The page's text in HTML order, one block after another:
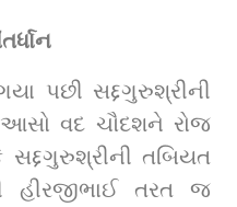
પછી સદ્દગુરુશ્રીની
આસો વદ ચૌદશને રોજ
સદ્દગુરુશ્રીની તબિયત
તરત જ